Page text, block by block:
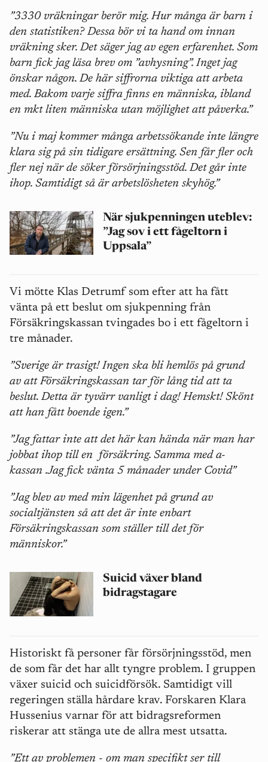
”3330 vräkningar berör mig. Hur många är barn i
den statistiken? Dessa bör vi ta hand om innan
vräkning sker. Det säger jag av egen erfarenhet. Som
barn fick jag läsa brev om ”avhysning”. Inget jag
önskar någon. De här siffrorna viktiga att arbeta
med. Bakom varje siffra finns en människa, ibland
en mkt liten människa utan möjlighet att påverka.”
”Nu i maj kommer många arbetssökande inte längre
klara sig på sin tidigare ersättning. Sen får fler och
fler nej när de söker försörjningsstöd. Det går inte
ihop. Samtidigt så är arbetslösheten skyhög.”
När sjukpenningen uteblev:
”Jag sov i ett fågeltorn i
Uppsala”
Vi mötte Klas Detrumf som efter att ha fått
vänta på ett beslut om sjukpenning från
Försäkringskassan tvingades bo i ett fågeltorn i
tre månader.
”Sverige är trasigt! Ingen ska bli hemlös på grund
av att Försäkringskassan tar för lång tid att ta
beslut. Detta är tyvärr vanligt i dag! Hemskt! Skönt
att han fått boende igen.”
”Jag fattar inte att det här kan hända när man har
jobbat ihop till en
försäkring. Samma med a-
kassan .Jag fick vänta 5 månader under Covid”
”Jag blev av med min lägenhet på grund av
socialtjänsten så att det är inte enbart
Försäkringskassan som ställer till det för
människor.”
Suicid växer bland
bidragstagare
Historiskt få personer får försörjningsstöd, men
de som får det har allt tyngre problem. I gruppen
växer suicid och suicidförsök. Samtidigt vill
regeringen ställa hårdare krav. Forskaren Klara
Hussenius varnar för att bidragsreformen
riskerar att stänga ute de allra mest utsatta.
”Ett av problemen - om man specifikt ser till